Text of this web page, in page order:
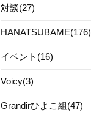
対談(27)
HANATSUBAME(176)
イベント(16)
Voicy(3)
Grandirひよこ組(47)